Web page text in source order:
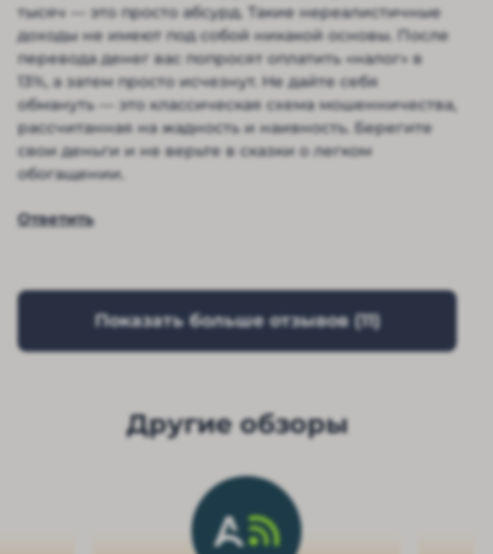
тысяч — это просто абсурд. Такие нереалистичные
доходы не имеют под собой никакой основы. После
перевода денег вас попросят оплатить «налог» в
13%, а затем просто исчезнут. Не дайте себя
обмануть — это классическая схема мошенничества,
рассчитанная на жадность и наивность. Берегите
свои деньги и не верьте в сказки о легком
обогащении.
Ответить
Показать больше отзывов (11)
Другие обзоры